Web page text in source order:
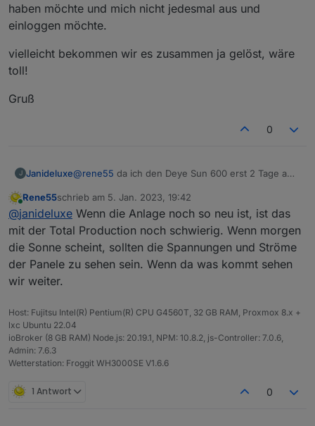
haben möchte und mich nicht jedesmal aus und
einloggen möchte.
vielleicht bekommen wir es zusammen ja gelöst, wäre
toll!
Gruß
0
J Janideluxe@rene55 da ich den Deye Sun 600 erst 2 Tage am
Sonne aussieht habe ich bei der Gesamtproduktion
in der App 0.00 kWh stehen. Da bei ralle in der App
jedoch alles da ist vermute ich mal dass die Werte
Das mit der Einzelanlage mit neuem API fällt bei mir
raus, da ich beide Anlagen auch in der App gerne
haben möchte und mich nicht jedesmal aus und
vielleicht bekommen wir es zusammen ja gelöst,
wäre toll!
Gruß
Online
Rene55schrieb am 5. Jan. 2023, 19:42
zuletzt editiert von
@janideluxe Wenn die Anlage noch so neu ist, ist das
mit der Total Production noch schwierig. Wenn morgen
die Sonne scheint, sollten die Spannungen und Ströme
der Panele zu sehen sein. Wenn da was kommt sehen
wir weiter.
Host: Fujitsu Intel(R) Pentium(R) CPU G4560T, 32 GB RAM, Proxmox 8.x +
lxc Ubuntu 22.04
ioBroker (8 GB RAM) Node.js: 20.19.1, NPM: 10.8.2, js-Controller: 7.0.6,
Admin: 7.6.3
Wetterstation: Froggit WH3000SE V1.6.6
1 Antwort 0